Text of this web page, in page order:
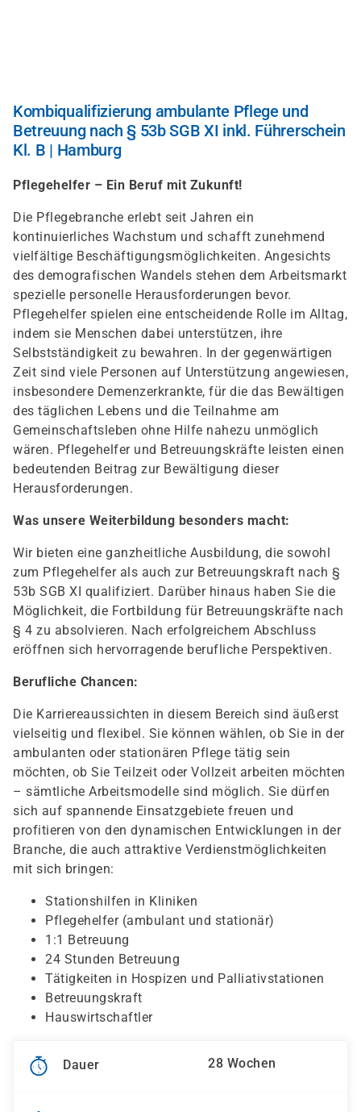
Kombiqualifizierung ambulante Pflege und
Betreuung nach § 53b SGB XI inkl. Führerschein
Kl. B | Hamburg
Pflegehelfer – Ein Beruf mit Zukunft!
Die Pflegebranche erlebt seit Jahren ein
kontinuierliches Wachstum und schafft zunehmend
vielfältige Beschäftigungsmöglichkeiten. Angesichts
des demografischen Wandels stehen dem Arbeitsmarkt
spezielle personelle Herausforderungen bevor.
Pflegehelfer spielen eine entscheidende Rolle im Alltag,
indem sie Menschen dabei unterstützen, ihre
Selbstständigkeit zu bewahren. In der gegenwärtigen
Zeit sind viele Personen auf Unterstützung angewiesen,
insbesondere Demenzerkrankte, für die das Bewältigen
des täglichen Lebens und die Teilnahme am
Gemeinschaftsleben ohne Hilfe nahezu unmöglich
wären. Pflegehelfer und Betreuungskräfte leisten einen
bedeutenden Beitrag zur Bewältigung dieser
Herausforderungen.
Was unsere Weiterbildung besonders macht:
Wir bieten eine ganzheitliche Ausbildung, die sowohl
zum Pflegehelfer als auch zur Betreuungskraft nach §
53b SGB XI qualifiziert. Darüber hinaus haben Sie die
Möglichkeit, die Fortbildung für Betreuungskräfte nach
§ 4 zu absolvieren. Nach erfolgreichem Abschluss
eröffnen sich hervorragende berufliche Perspektiven.
Berufliche Chancen:
Die Karriereaussichten in diesem Bereich sind äußerst
vielseitig und flexibel. Sie können wählen, ob Sie in der
ambulanten oder stationären Pflege tätig sein
möchten, ob Sie Teilzeit oder Vollzeit arbeiten möchten
– sämtliche Arbeitsmodelle sind möglich. Sie dürfen
sich auf spannende Einsatzgebiete freuen und
profitieren von den dynamischen Entwicklungen in der
Branche, die auch attraktive Verdienstmöglichkeiten
mit sich bringen:
Stationshilfen in Kliniken
Pflegehelfer (ambulant und stationär)
1:1 Betreuung
24 Stunden Betreuung
Tätigkeiten in Hospizen und Palliativstationen
Betreuungskraft
Hauswirtschaftler
Dauer 28 Wochen